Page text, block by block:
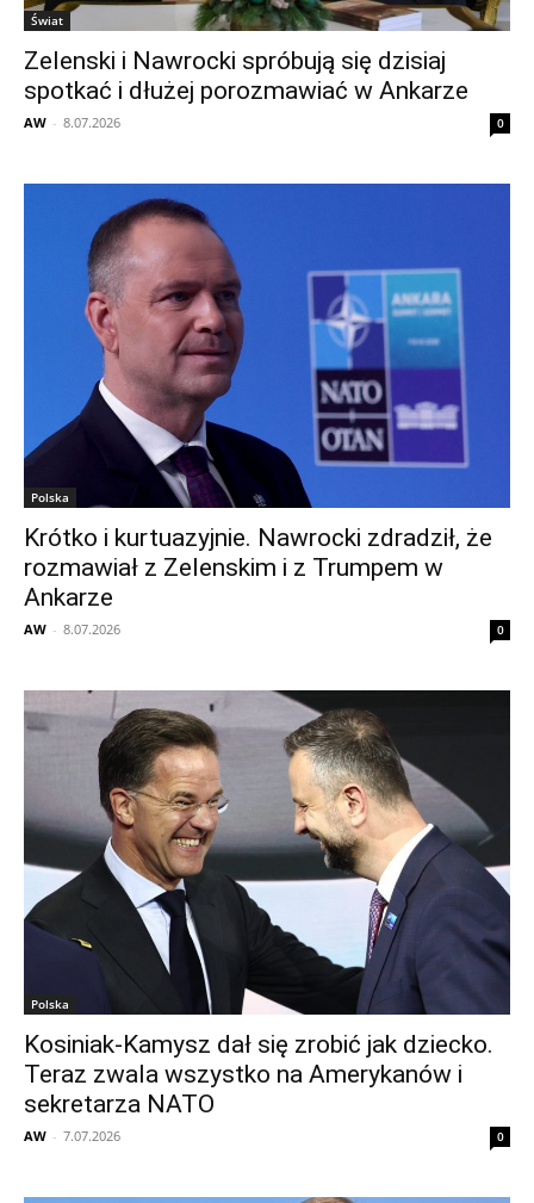
Świat
Zelenski i Nawrocki spróbują się dzisiaj
spotkać i dłużej porozmawiać w Ankarze
AW - 8.07.2026 0
Polska
Krótko i kurtuazyjnie. Nawrocki zdradził, że
rozmawiał z Zelenskim i z Trumpem w
Ankarze
AW - 8.07.2026 0
Polska
Kosiniak-Kamysz dał się zrobić jak dziecko.
Teraz zwala wszystko na Amerykanów i
sekretarza NATO
AW - 7.07.2026 0